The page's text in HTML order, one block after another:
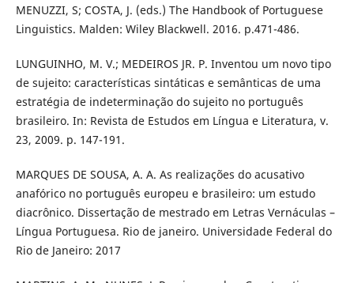
MENUZZI, S; COSTA, J. (eds.) The Handbook of Portuguese
Linguistics. Malden: Wiley Blackwell. 2016. p.471-486.
LUNGUINHO, M. V.; MEDEIROS JR. P. Inventou um novo tipo
de sujeito: características sintáticas e semânticas de uma
estratégia de indeterminação do sujeito no português
brasileiro. In: Revista de Estudos em Língua e Literatura, v.
23, 2009. p. 147-191.
MARQUES DE SOUSA, A. A. As realizações do acusativo
anafórico no português europeu e brasileiro: um estudo
diacrônico. Dissertação de mestrado em Letras Vernáculas –
Língua Portuguesa. Rio de janeiro. Universidade Federal do
Rio de Janeiro: 2017